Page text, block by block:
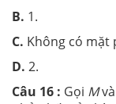
B. 1.
C. Không có mặt
D. 2.
Câu 16 : Gọi Mvà